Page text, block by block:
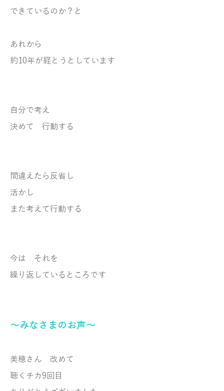
できているのか？と
あれから
約10年が経とうとしています
自分で考え
決めて 行動する
間違えたら反省し
活かし
また考えて行動する
今は それを
繰り返しているところです
～みなさまのお声～
美穂さん 改めて
聴くチカ9回目